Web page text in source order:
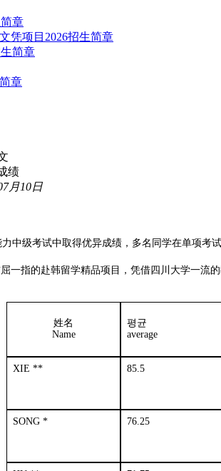
章
凭项目2026招生简章
简章
章
绩
月10日
级考试中取得优异成绩，多名同学在单项考
指的赴韩留学精品项目，凭借四川大学一流
姓名
Name
평균
average
XIE ** 85.5
SONG * 76.25